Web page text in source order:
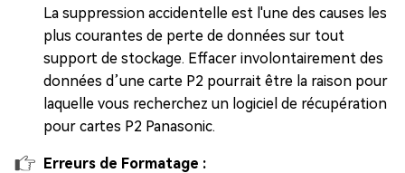
La suppression accidentelle est l'une des causes les
plus courantes de perte de données sur tout
support de stockage. Effacer involontairement des
données d’une carte P2 pourrait être la raison pour
laquelle vous recherchez un logiciel de récupération
pour cartes P2 Panasonic.
Erreurs de Formatage :